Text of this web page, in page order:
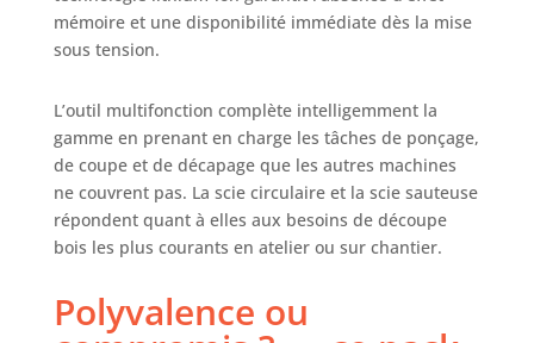
Avec ses 140 Nm vous pourrez
visser des vis grandes et longues
avec une précision maximale :
s'adapte à une large gamme de
travaux dans la maison, l'atelier et
surtout dans le garage. Power X-
Change – La scie sauteuse sans fil
TC-JS 18/70 Li (1 x 2,5 Ah) Einhell
fait partie de la gamme Power X-
Change Einhell, dans laquelle les
combinés. Power X-Change – La
lampe sans fil TC-CL 18/350 Li-Solo
mémoire et une disponibilité immédiate dès la mise
sous tension.
L’outil multifonction complète intelligemment la
gamme en prenant en charge les tâches de ponçage,
de coupe et de décapage que les autres machines
ne couvrent pas. La scie circulaire et la scie sauteuse
répondent quant à elles aux besoins de découpe
bois les plus courants en atelier ou sur chantier.
Polyvalence ou